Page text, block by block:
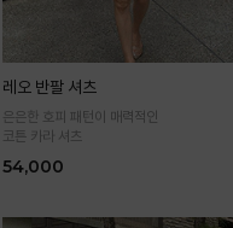
레오 반팔 셔츠
은은한 호피 패턴이 매력적인
코튼 카라 셔츠
54,000